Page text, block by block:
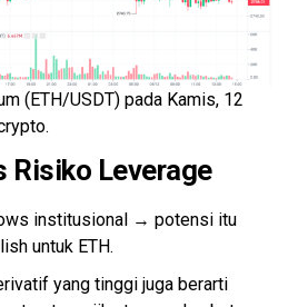
(ETH/USDT) pada Kamis, 12
Risiko Leverage
institusional → potensi itu
untuk ETH.
yang tinggi juga berarti